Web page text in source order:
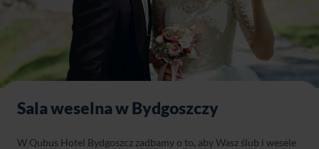
Sala weselna w Bydgoszczy
W Qubus Hotel Bydgoszcz zadbamy o to, aby Wasz ślub i wesele